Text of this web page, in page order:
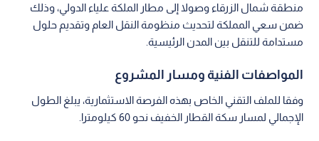
منطقة شمال الزرقاء وصولا إلى مطار الملكة علياء الدولي، وذلك
ضمن سعي المملكة لتحديث منظومة النقل العام وتقديم حلول
مستدامة للتنقل بين المدن الرئيسية.
المواصفات الفنية ومسار المشروع
وفقا للملف التقني الخاص بهذه الفرصة الاستثمارية، يبلغ الطول
الإجمالي لمسار سكة القطار الخفيف نحو 60 كيلومترا.